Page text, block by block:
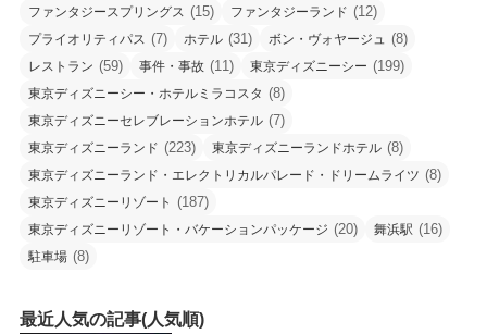
ファンタジースプリングス (15) ファンタジーランド (12)
プライオリティパス (7) ホテル (31) ボン・ヴォヤージュ (8)
レストラン (59) 事件・事故 (11) 東京ディズニーシー (199)
東京ディズニーシー・ホテルミラコスタ (8)
東京ディズニーセレブレーションホテル (7)
東京ディズニーランド (223) 東京ディズニーランドホテル (8)
東京ディズニーランド・エレクトリカルパレード・ドリームライツ (8)
東京ディズニーリゾート (187)
東京ディズニーリゾート・バケーションパッケージ (20) 舞浜駅 (16)
駐車場 (8)
最近人気の記事(人気順)